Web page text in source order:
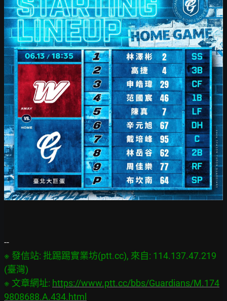
※ 發信站: 批踢踢實業坊(ptt.cc), 來自: 114.137.47.219
(臺灣)
※ 文章網址: https://www.ptt.cc/bbs/Guardians/M.174
9808688.A.434.html